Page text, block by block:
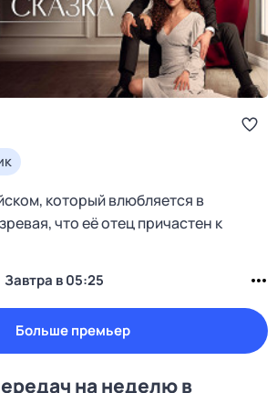
который влюбляется в
что её отец причастен к
Завтра в 05:25
Больше премьер
на неделюв